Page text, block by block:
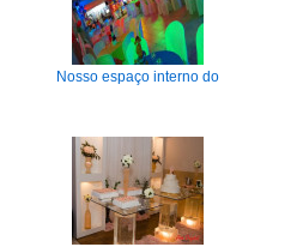
Nosso espaço interno do